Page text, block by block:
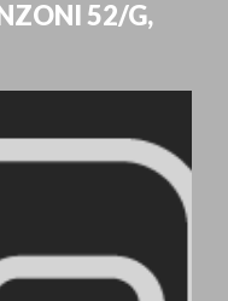
52/G,